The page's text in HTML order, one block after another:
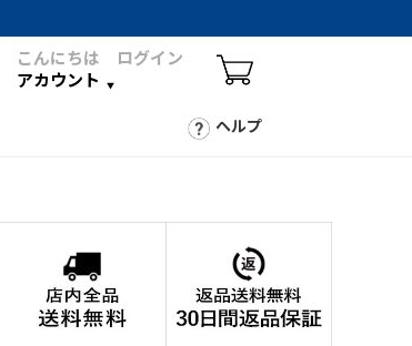
こんにちは ログイン
アカウント
ヘルプ